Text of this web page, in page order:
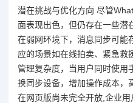
潜在挑战与优化方向 尽管
面表现出色，但仍存在一些潜
在弱网环境下，消息同步可能
应的场景如在线拍卖、紧急救
管理复杂度，当用户同时使用
换同步设备，增加操作成本，
在网页版尚未完全开放,企业